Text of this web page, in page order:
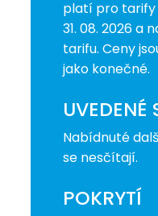
platí pro tarify
31. 08. 2026 a
tarifu. Ceny
jako konečné.
UVEDENÉ
Nabídnuté
se nesčítají.
POKRYTÍ